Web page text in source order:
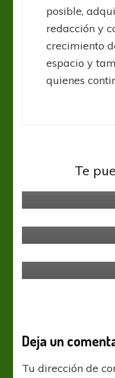
posible,
redacción y
crecimiento
espacio y
quienes
Te
Deja un
Tu dirección de